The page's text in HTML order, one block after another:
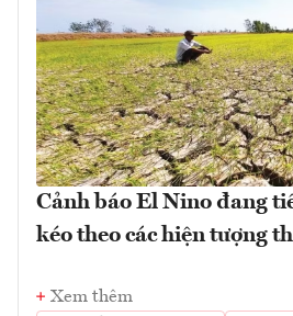
Cảnh báo El Nino đang
kéo theo các hiện tượng
Xem thêm